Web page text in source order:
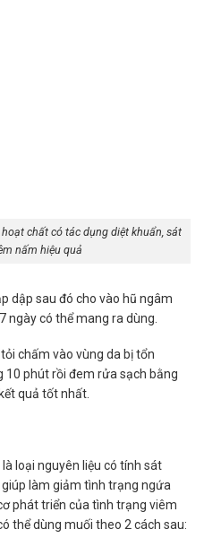
chất có tác dụng diệt khuẩn, sát
nấm hiệu quả
dập sau đó cho vào hũ ngâm
ngày có thể mang ra dùng.
chấm vào vùng da bị tổn
phút rồi đem rửa sạch bằng
quả tốt nhất.
loại nguyên liệu có tính sát
làm giảm tình trạng ngứa
phát triển của tình trạng viêm
thể dùng muối theo 2 cách sau: